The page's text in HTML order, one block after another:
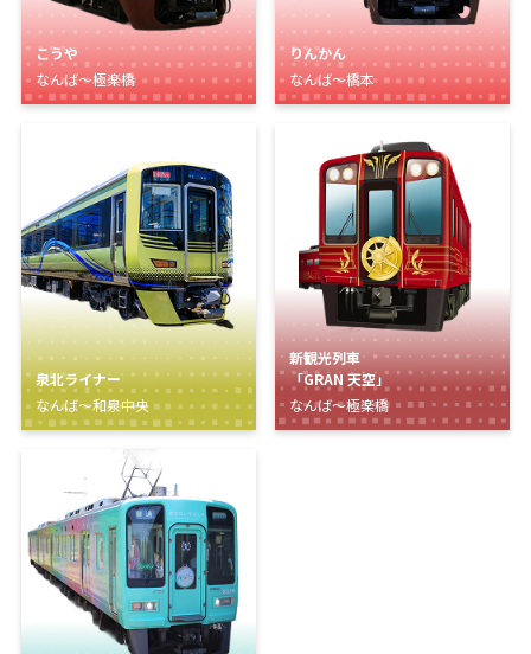
こうや
なんば～極楽橋
りんかん
なんば～橋本
泉北ライナー
なんば～和泉中央
新観光列車
「GRAN 天空」
なんば～極楽橋